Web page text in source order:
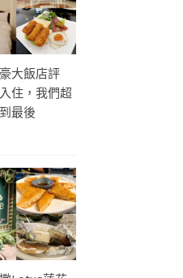
大飯店評
住，我們超
最後